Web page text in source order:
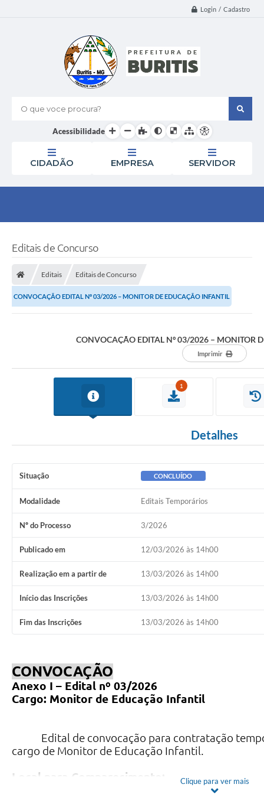
Login / Cadastro
O que voce procura?
Acessibilidade
CIDADÃO EMPRESA SERVIDOR
Editais de Concurso
Editais Editais de Concurso
CONVOCAÇÃO EDITAL Nº 03/2026 – MONITOR DE EDUCAÇÃO INFANTIL
CONVOCAÇÃO EDITAL Nº 03/2026 – MONITOR
Imprimir
1
Detalhes
Situação CONCLUÍDO
Modalidade Editais Temporários
Nº do Processo 3/2026
Publicado em 12/03/2026 às 14h00
Realização em a partir de 13/03/2026 às 14h00
Início das Inscrições 13/03/2026 às 14h00
Fim das Inscrições 13/03/2026 às 14h00
CONVOCAÇÃO
Anexo I – Edital nº 03/2026
Cargo: Monitor de Educação Infantil
Edital de convocação para contratação
cargo de Monitor de Educação Infantil.
Local para Comparecimento:
Clique para ver mais